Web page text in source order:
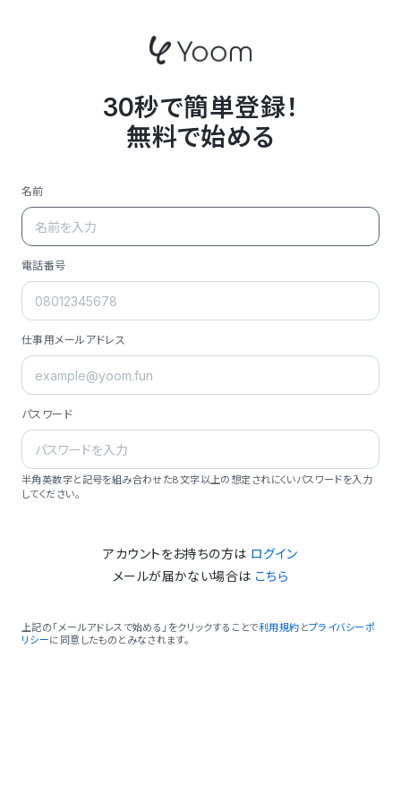
30秒で簡単登録！
無料で始める
名前
電話番号
仕事用メールアドレス
パスワード
半角英数字と記号を組み合わせた8文字以上の想定されにくいパスワードを入力
してください。
アカウントをお持ちの方は ログイン
メールが届かない場合は こちら
上記の「メールアドレスで始める」をクリックすることで利用規約 とプライバシーポ
リシーに同意したものとみなされます。